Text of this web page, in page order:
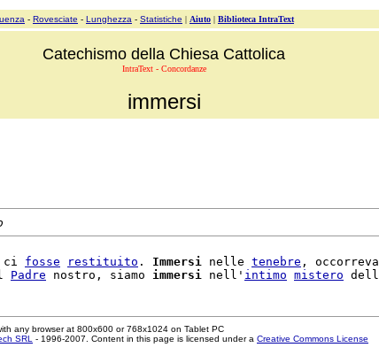
- Rovesciate - Lunghezza - Statistiche | Aiuto | Biblioteca IntraText
Catechismo della Chiesa Cattolica
IntraText - Concordanze
immersi
ci fosse restituito . Immersi nelle tenebre , occorreva
Padre nostro, siamo immersi nell' intimo mistero
any browser at 800x600 or 768x1024 on Tablet PC
SRL - 1996-2007. Content in this page is licensed under a Creative Commons License